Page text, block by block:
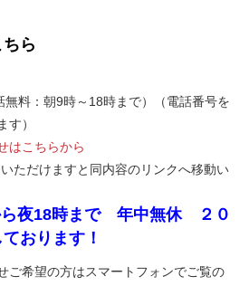
ら
無料：朝9時～18時まで）（電話番号を
す）
はこちらから
ただけますと同内容のリンクへ移動い
ら夜18時まで 年中無休 ２０
おります！
ご希望の方はスマートフォンでご覧の